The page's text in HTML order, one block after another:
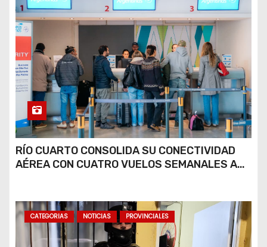
RÍO CUARTO CONSOLIDA SU CONECTIVIDAD
AÉREA CON CUATRO VUELOS SEMANALES A
CATEGORIAS NOTICIAS PROVINCIALES